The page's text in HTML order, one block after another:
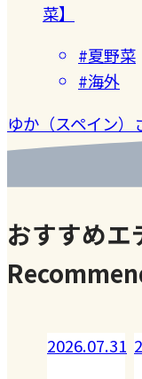
菜】
#夏野菜
#海外
ゆか（スペイン）
おすすめエ
2026.07.31